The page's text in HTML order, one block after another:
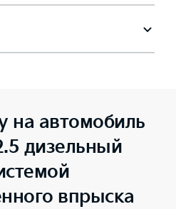
на автомобиль
дизельный
впрыска